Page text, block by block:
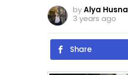
byAlya Husna
3 years ago
Share